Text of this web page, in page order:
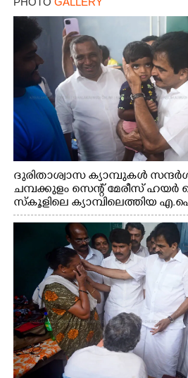
ദുരിതാശ്വാസ ക്യാമ്പുകൾ
ചമ്പക്കുളം സെന്റ് മേരീസ് ഹയർ
സ്കൂളിലെ ക്യാമ്പിലെത്തിയ
സെക്രട്ടറി കെ.സി
എടുത്ത് ലാളിച്ചപ്പോൾ.
വകുപ്പ് മന്ത്രി എം. ലിജു, കൃഷിവകുപ്പ്
റെജി ചെറിയാൻ എം. എൽ. എ